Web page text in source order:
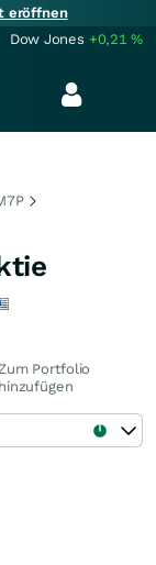
eröffnen
Dow Jones +0,21%
Portfolio
hinzufügen